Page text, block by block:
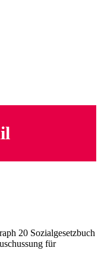
20 Sozialgesetzbuch
für